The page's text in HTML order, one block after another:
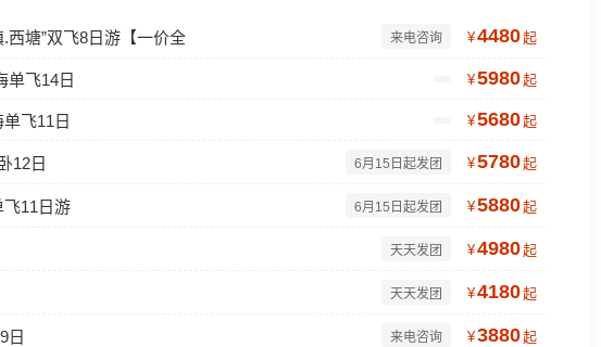
西塘”双飞8日游【一价全 来电咨询 ¥4480起
单飞14日 ¥5980起
飞11日 ¥5680起
12日 6月15日起发团 ¥5780起
11日游 6月15日起发团 ¥5880起
天天发团 ¥4980起
天天发团 ¥4180起
日 来电咨询 ¥3880起